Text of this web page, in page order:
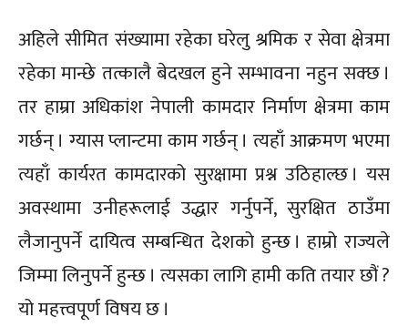
अहिले सीमित संख्यामा रहेका घरेलु श्रमिक र सेवा क्षेत्रमा
रहेका मान्छे तत्कालै बेदखल हुने सम्भावना नहुन सक्छ ।
तर हाम्रा अधिकांश नेपाली कामदार निर्माण क्षेत्रमा काम
गर्छन् । ग्यास प्लान्टमा काम गर्छन् । त्यहाँ आक्रमण भएमा
त्यहाँ कार्यरत कामदारको सुरक्षामा प्रश्न उठिहाल्छ । यस
अवस्थामा उनीहरूलाई उद्धार गर्नुपर्ने, सुरक्षित ठाउँमा
लैजानुपर्ने दायित्व सम्बन्धित देशको हुन्छ । हाम्रो राज्यले
जिम्मा लिनुपर्ने हुन्छ । त्यसका लागि हामी कति तयार छौं ?
यो महत्त्वपूर्ण विषय छ ।